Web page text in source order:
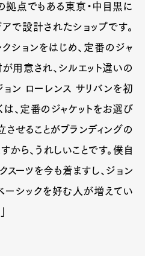
拠点でもある東京・中目黒に
で設計されたショップです。
クションをはじめ、定番のジャ
用意され、シルエット違いの
ョン ローレンス サリバンを初
、定番のジャケットをお選び
させることがブランディングの
から、うれしいことです。僕自
スーツを今も着ますし、ジョン
ーシックを好む人が増えてい